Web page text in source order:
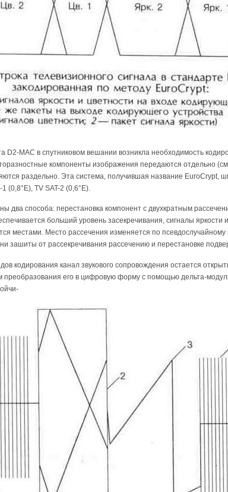
MAC в спутниковом вешании возникла необходимость
компоненты изображения передаются отдельно
раздельно. Эта система, получившая название EuroCrypt,
(0,8°E), TV SAT-2 (0,6°Е).
два способа: перестановка компонент с двухкратным
больший уровень засекречивания, сигналы
местами. Место рассечения изменяется по
зашиты от рассекречивания рассечению и перестановке
кодирования канал звукового сопровождения остается
преобразования его в цифровую форму с помощью дельта-